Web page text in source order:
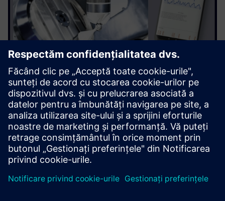
5X-Analyzer / 5 axis-accuracy
Sistemul de senzori pentru măsurarea și compensarea
automată a geometriei mașinii dvs. pe 5 axe.
Aflați mai multe